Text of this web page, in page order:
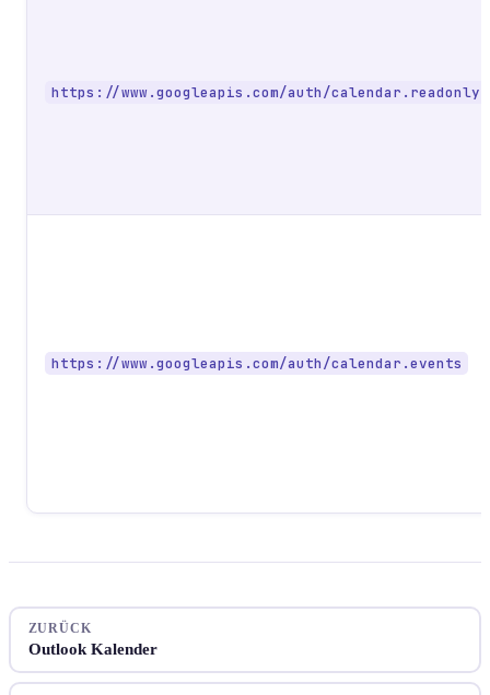
https://www.googleapis.com/auth/calendar.readonly
https://www.googleapis.com/auth/calendar.events
ZURÜCK
Outlook Kalender